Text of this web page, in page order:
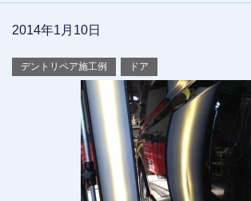
2014年1月10日
デントリペア施工例 ドア